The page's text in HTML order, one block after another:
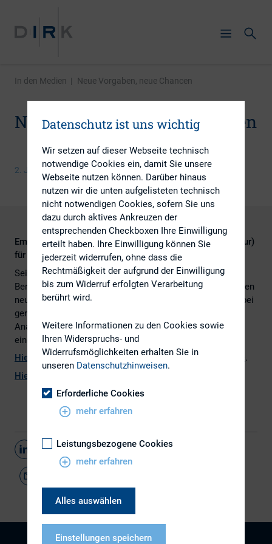
In den Medien | Neue Vorgaben, neue Chancen
Neue Vorgaben, neue Chancen
2. Juni 2016
Empfehlungen des DIRK zu Quartalsmitteilungen (nicht nur)
für Small Caps
Seit November 2015 gelten für die quartalsweisen
Berichtspflichten (Q1 und Q3) börsennotierter Unternehmen
neue Regelungen. Sie eröffnen weitgespannte Optionen, bei
geringerem Aufwand die Transparenz zu verbessern und
Analysten und Anlegern wesentliche Informationen auf
einen Blick zu bieten.
Hier
finden Sie den vollständigen Artikel vonGoingPublic .
Hier
Teilen
Datenschutz ist uns wichtig
Wir setzen auf dieser Webseite technisch
notwendige Cookies ein, damit Sie unsere
Webseite nutzen können. Darüber hinaus
nutzen wir die unten aufgelisteten technisch
nicht notwendigen Cookies, sofern Sie uns
dazu durch aktives Ankreuzen der
entsprechenden Checkboxen Ihre Einwilligung
erteilt haben. Ihre Einwilligung können Sie
jederzeit widerrufen, ohne dass die
Rechtmäßigkeit der aufgrund der Einwilligung
bis zum Widerruf erfolgten Verarbeitung
berührt wird.
Weitere Informationen zu den Cookies sowie
Ihren Widerspruchs- und
Widerrufsmöglichkeiten erhalten Sie in
unseren Datenschutzhinweisen.
Erforderliche Cookies
mehr erfahren
Leistungsbezogene Cookies
mehr erfahren
Alles auswählen
Einstellungen speichern